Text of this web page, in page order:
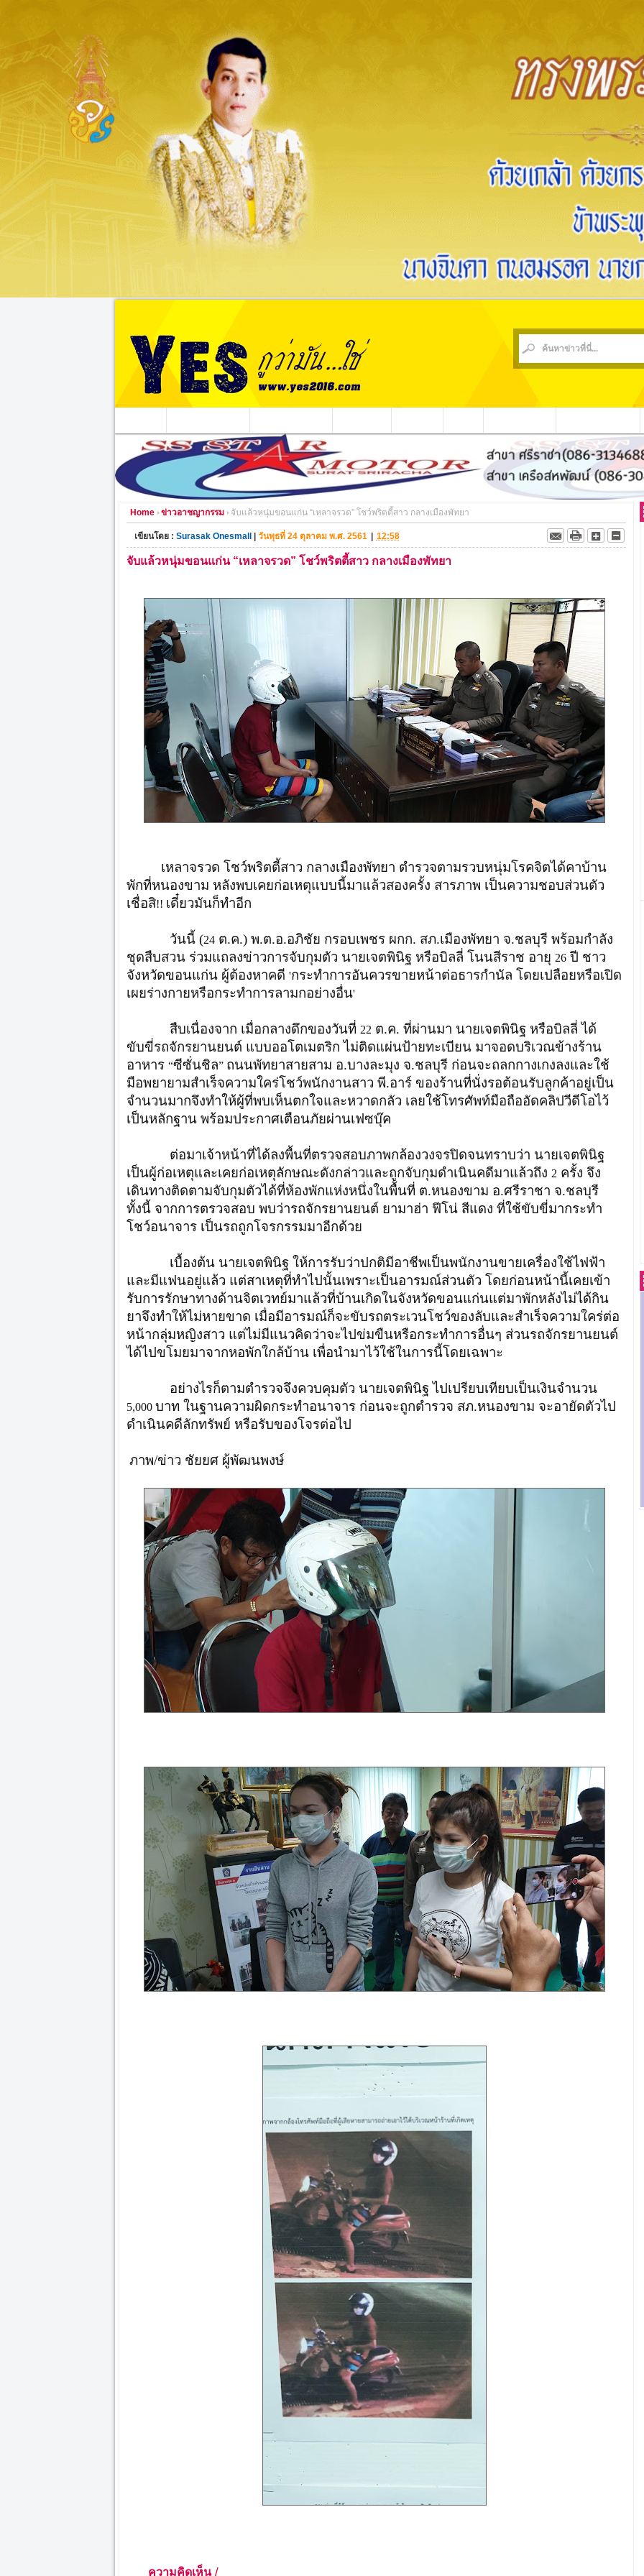
Home ข่าวอาชญากรรม จับแล้วหนุ่มขอนแก่น “เหลาจรวด” โชว์พริตตี้สาว กลางเมืองพัทยา
เขียนโดย : Surasak Onesmall วันพุธที่ 24 ตุลาคม พ.ศ. 2561 12:58
จับแล้วหนุ่มขอนแก่น “เหลาจรวด” โชว์พริตตี้สาว กลางเมืองพัทยา
เหลาจรวด โชว์พริตตี้สาว กลางเมืองพัทยา ตำรวจตามรวบหนุ่มโรคจิตได้คาบ้าน
พักที่หนองขาม หลังพบเคยก่อเหตุแบบนี้มาแล้วสองครั้ง สารภาพ เป็นความชอบส่วนตัว
เชื่อสิ!! เดี๋ยวมันก็ทำอีก
วันนี้ (24ต.ค.) พ.ต.อ.อภิชัย กรอบเพชร ผกก. สภ.เมืองพัทยา จ.ชลบุรี พร้อมกำลัง
ชุดสืบสวน ร่วมแถลงข่าวการจับกุมตัว นายเจตพินิฐ หรือบิลลี่ โนนสีราช อายุ 26ปี ชาว
จังหวัดขอนแก่น ผู้ต้องหาคดี 'กระทำการอันควรขายหน้าต่อธารกำนัล โดยเปลือยหรือเปิด
เผยร่างกายหรือกระทำการลามกอย่างอื่น'
สืบเนื่องจาก เมื่อกลางดึกของวันที่ 22 ต.ค. ที่ผ่านมา นายเจตพินิฐ หรือบิลลี่ ได้
ขับขี่รถจักรยานยนต์ แบบออโตเมตริก ไม่ติดแผ่นป้ายทะเบียน มาจอดบริเวณข้างร้าน
อาหาร “ซีซั่นชิล” ถนนพัทยาสายสาม อ.บางละมุง จ.ชลบุรี ก่อนจะถลกกางเกงลงและใช้
มือพยายามสำเร็จความใคร่โชว์พนักงานสาว พี.อาร์ ของร้านที่นั่งรอต้อนรับลูกค้าอยู่เป็น
จำนวนมากจึงทำให้ผู้ที่พบเห็นตกใจและหวาดกลัว เลยใช้โทรศัพท์มือถืออัดคลิปวีดีโอไว้
เป็นหลักฐาน พร้อมประกาศเตือนภัยผ่านเฟซบุ๊ค
ต่อมาเจ้าหน้าที่ได้ลงพื้นที่ตรวจสอบภาพกล้องวงจรปิดจนทราบว่า นายเจตพินิฐ
เป็นผู้ก่อเหตุและเคยก่อเหตุลักษณะดังกล่าวและถูกจับกุมดำเนินคดีมาแล้วถึง 2 ครั้ง จึง
เดินทางติดตามจับกุมตัวได้ที่ห้องพักแห่งหนึ่งในพื้นที่ ต.หนองขาม อ.ศรีราชา จ.ชลบุรี
ทั้งนี้ จากการตรวจสอบ พบว่ารถจักรยานยนต์ ยามาฮ่า ฟีโน่ สีแดง ที่ใช้ขับขี่มากระทำ
โชว์อนาจาร เป็นรถถูกโจรกรรมมาอีกด้วย
เบื้องต้น นายเจตพินิฐ ให้การรับว่าปกติมีอาชีพเป็นพนักงานขายเครื่องใช้ไฟฟ้า
และมีแฟนอยู่แล้ว แต่สาเหตุที่ทำไปนั้นเพราะเป็นอารมณ์ส่วนตัว โดยก่อนหน้านี้เคยเข้า
รับการรักษาทางด้านจิตเวทย์มาแล้วที่บ้านเกิดในจังหวัดขอนแก่นแต่มาพักหลังไม่ได้กิน
ยาจึงทำให้ไม่หายขาด เมื่อมีอารมณ์ก็จะขับรถตระเวนโชว์ของลับและสำเร็จความใคร่ต่อ
หน้ากลุ่มหญิงสาว แต่ไม่มีแนวคิดว่าจะไปข่มขืนหรือกระทำการอื่นๆ ส่วนรถจักรยานยนต์
ได้ไปขโมยมาจากหอพักใกล้บ้าน เพื่อนำมาไว้ใช้ในการนี้โดยเฉพาะ
อย่างไรก็ตามตำรวจจึงควบคุมตัว นายเจตพินิฐ ไปเปรียบเทียบเป็นเงินจำนวน
5,000 บาท ในฐานความผิดกระทำอนาจาร ก่อนจะถูกตำรวจ สภ.หนองขาม จะอายัดตัวไป
ดำเนินคดีลักทรัพย์ หรือรับของโจรต่อไป
ภาพ/ข่าว ชัยยศ ผู้พัฒนพงษ์
ความคิดเห็น/